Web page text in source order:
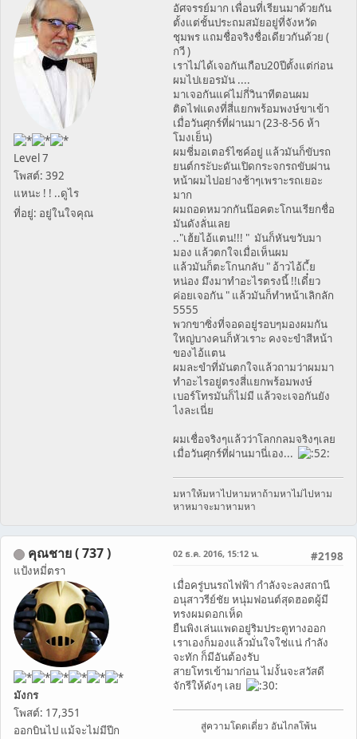
Level 7
โพสต์: 392
แหนะ ! ! ..ดูไร
ที่อยู่: อยู่ในใจคุณ
อัศจรรย์มาก เพื่อนที่เรียนมาด้วยกัน
ตั้งแต่ชั้นประถมสมัยอยู่ที่จังหวัด
ชุมพร แถมชื่อจริงชื่อเดียวกันด้วย (
กวี )
เราไม่ได้เจอกันเกือบ20ปีตั้งแต่ก่อน
ผมไปเยอรมัน ....
มาเจอกันแค่ไม่กี่วินาทีตอนผม
ติดไฟแดงที่สี่แยกพร้อมพงษ์ขาเข้า
เมื่อวันศุกร์ที่ผ่านมา (23-8-56 ห้า
โมงเย็น)
ผมชี่มอเตอร์ไซค์อยู่ แล้วมันก็ขับรถ
ยนต์กระับะดันเปิดกระจกรถขับผ่าน
หน้าผมไปอย่างช้าๆเพราะรถเยอะ
มาก
ผมถอดหมวกกันน๊อคตะโกนเรียกชื่อ
มันดังลั่นเลย
.."เฮ้ยไอ้แตน!!! " มันก็หันขวับมา
มอง แล้วตกใจเมื่อเห็นผม
แล้วมันก็ตะโกนกลับ " อ้าวไอ้เ.ี้ย
หน่อง มึงมาทำอะไรตรงนี้ !!เดี๋ยว
ค่อยเจอกัน " แล้วมันก็ทำหน้าเลิกลัก
5555
พวกขาซิ่งที่จอดอยู่รอบๆมองผมกัน
ใหญ่บางคนก็หัวเราะ คงจะขำสีหน้า
ของไอ้แตน
ผมละขำที่มันตกใจแล้วถามว่าผมมา
ทำอะไรอยู่ตรงสี่แยกพร้อมพงษ์
เบอร์โทรมันก็ไม่มี แล้วจะเจอกันยัง
ไงละเนี่ย
ผมเชื่อจริงๆแล้วว่าโลกกลมจริงๆเลย
เมื่อวันศุกร์ที่ผ่านมานี่เอง...
มหาให้มหาไปหามหาถ้ามหาไม่ไปหาม
หาหมาจะมาหามหา
คุณชาย ( 737 )
แป้งหมี่ตรา
มังกร
โพสต์: 17,351
ออกบินไป แม้จะไม่มีปีก
#2198
02 ธ.ค. 2016, 15:12 น.
เมื่อครู่บนรถไฟฟ้า กำลังจะลงสถานี
อนุสาวรีย์ชัย หนุ่มฟอนต์สุดฮอตผู้มี
ทรงผมดอกเห็ด
ยืนพิงเล่นแพดอยู่ริมประตูทางออก
เราเองก็มองแล้วมั่นใจใช่แน่ กำลัง
จะทัก ก็มีอันต้องรับ
สายโทรเข้ามาก่อน ไม่งั้นจะสวัสดี
จักรีให้ดังๆ เลย
สู่ความโดดเดี่ยว อันไกลโพ้น